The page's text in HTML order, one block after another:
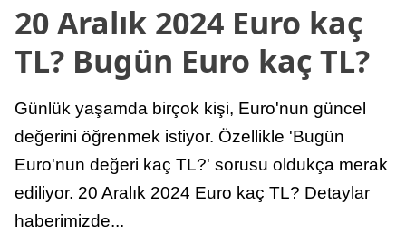
20 Aralık 2024 Euro kaç
TL? Bugün Euro kaç TL?
Günlük yaşamda birçok kişi, Euro'nun güncel
değerini öğrenmek istiyor. Özellikle 'Bugün
Euro'nun değeri kaç TL?' sorusu oldukça merak
ediliyor. 20 Aralık 2024 Euro kaç TL? Detaylar
haberimizde...